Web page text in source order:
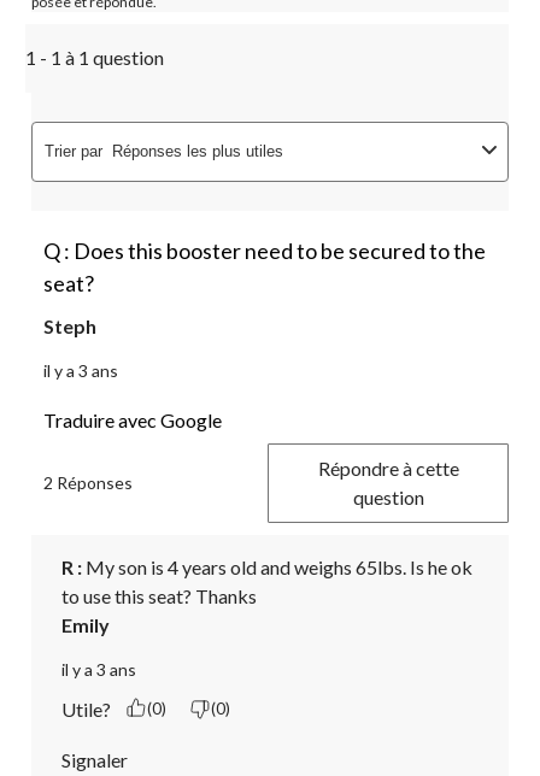
1 - 1 à 1 question
Trier par Réponses les plus utiles
Q : Does this booster need to be secured to the
seat?
Steph
il y a 3 ans
Traduire avec Google
2 Réponses
Répondre à cette
question
R : My son is 4 years old and weighs 65lbs. Is he ok
to use this seat? Thanks
Emily
il y a 3 ans
Utile? (0) (0)
Signaler